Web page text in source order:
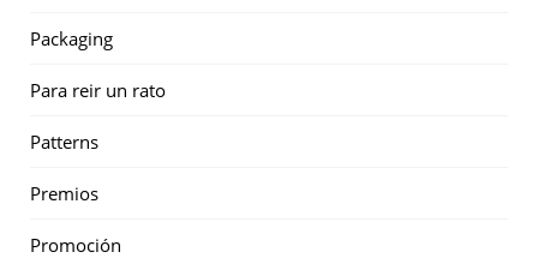
Packaging
Para reir un rato
Patterns
Premios
Promoción